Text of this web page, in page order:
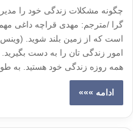
چگونه مشکلات زندگی خود را
گرا /مترجم: مهدی قراچه داغی
است که از زمین بلند شوید.
امور زندگی تان را به دست بگیرید.
همه روزه زندگی خود هستید.
ادامه »»»